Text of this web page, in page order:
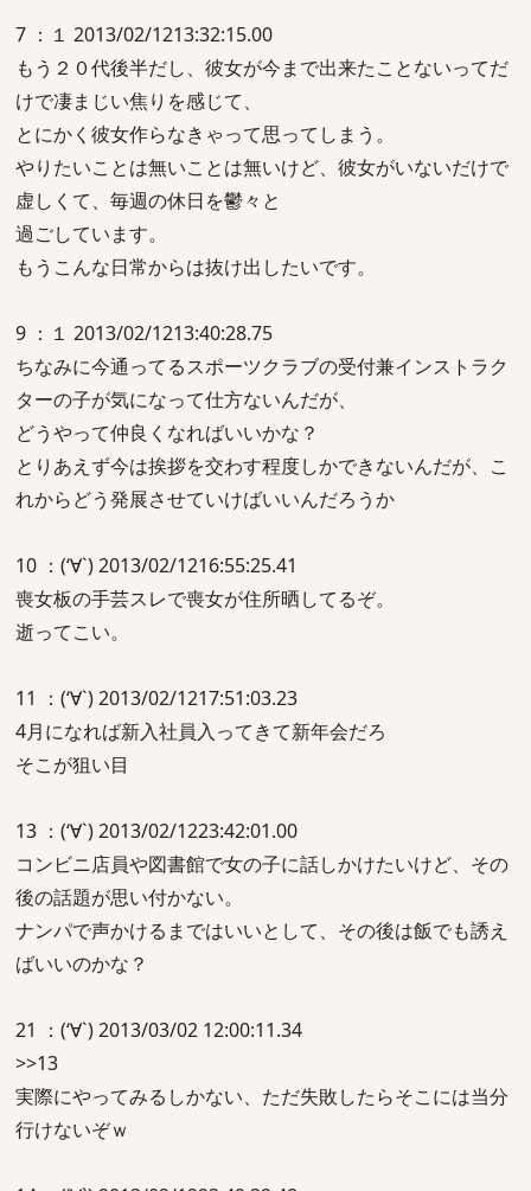
7 ：１ 2013/02/1213:32:15.00
もう２０代後半だし、彼女が今まで出来たことないってだ
けで凄まじい焦りを感じて、
とにかく彼女作らなきゃって思ってしまう。
やりたいことは無いことは無いけど、彼女がいないだけで
虚しくて、毎週の休日を鬱々と
過ごしています。
もうこんな日常からは抜け出したいです。
9 ：１ 2013/02/1213:40:28.75
ちなみに今通ってるスポーツクラブの受付兼インストラク
ターの子が気になって仕方ないんだが、
どうやって仲良くなればいいかな？
とりあえず今は挨拶を交わす程度しかできないんだが、こ
れからどう発展させていけばいいんだろうか
10 ：(‘∀`) 2013/02/1216:55:25.41
喪女板の手芸スレで喪女が住所晒してるぞ。
逝ってこい。
11 ：(‘∀`) 2013/02/1217:51:03.23
4月になれば新入社員入ってきて新年会だろ
そこが狙い目
13 ：(‘∀`) 2013/02/1223:42:01.00
コンビニ店員や図書館で女の子に話しかけたいけど、その
後の話題が思い付かない。
ナンパで声かけるまではいいとして、その後は飯でも誘え
ばいいのかな？
21 ：(‘∀`) 2013/03/02 12:00:11.34
>>13
実際にやってみるしかない、ただ失敗したらそこには当分
行けないぞｗ